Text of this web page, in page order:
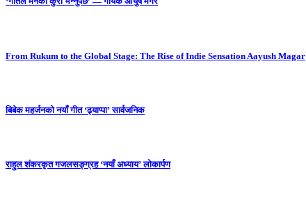
From Rukum to the Global Stage: The Rise of Indie Sensation Aayush Magar
बिबेक महर्जनको नयाँ गीत ‘ढ्याप्पा’ सार्वजनिक
राहुल शंकरकृत गजलसङ्ग्रह ‘नयाँ अध्याय’ लोकार्पण